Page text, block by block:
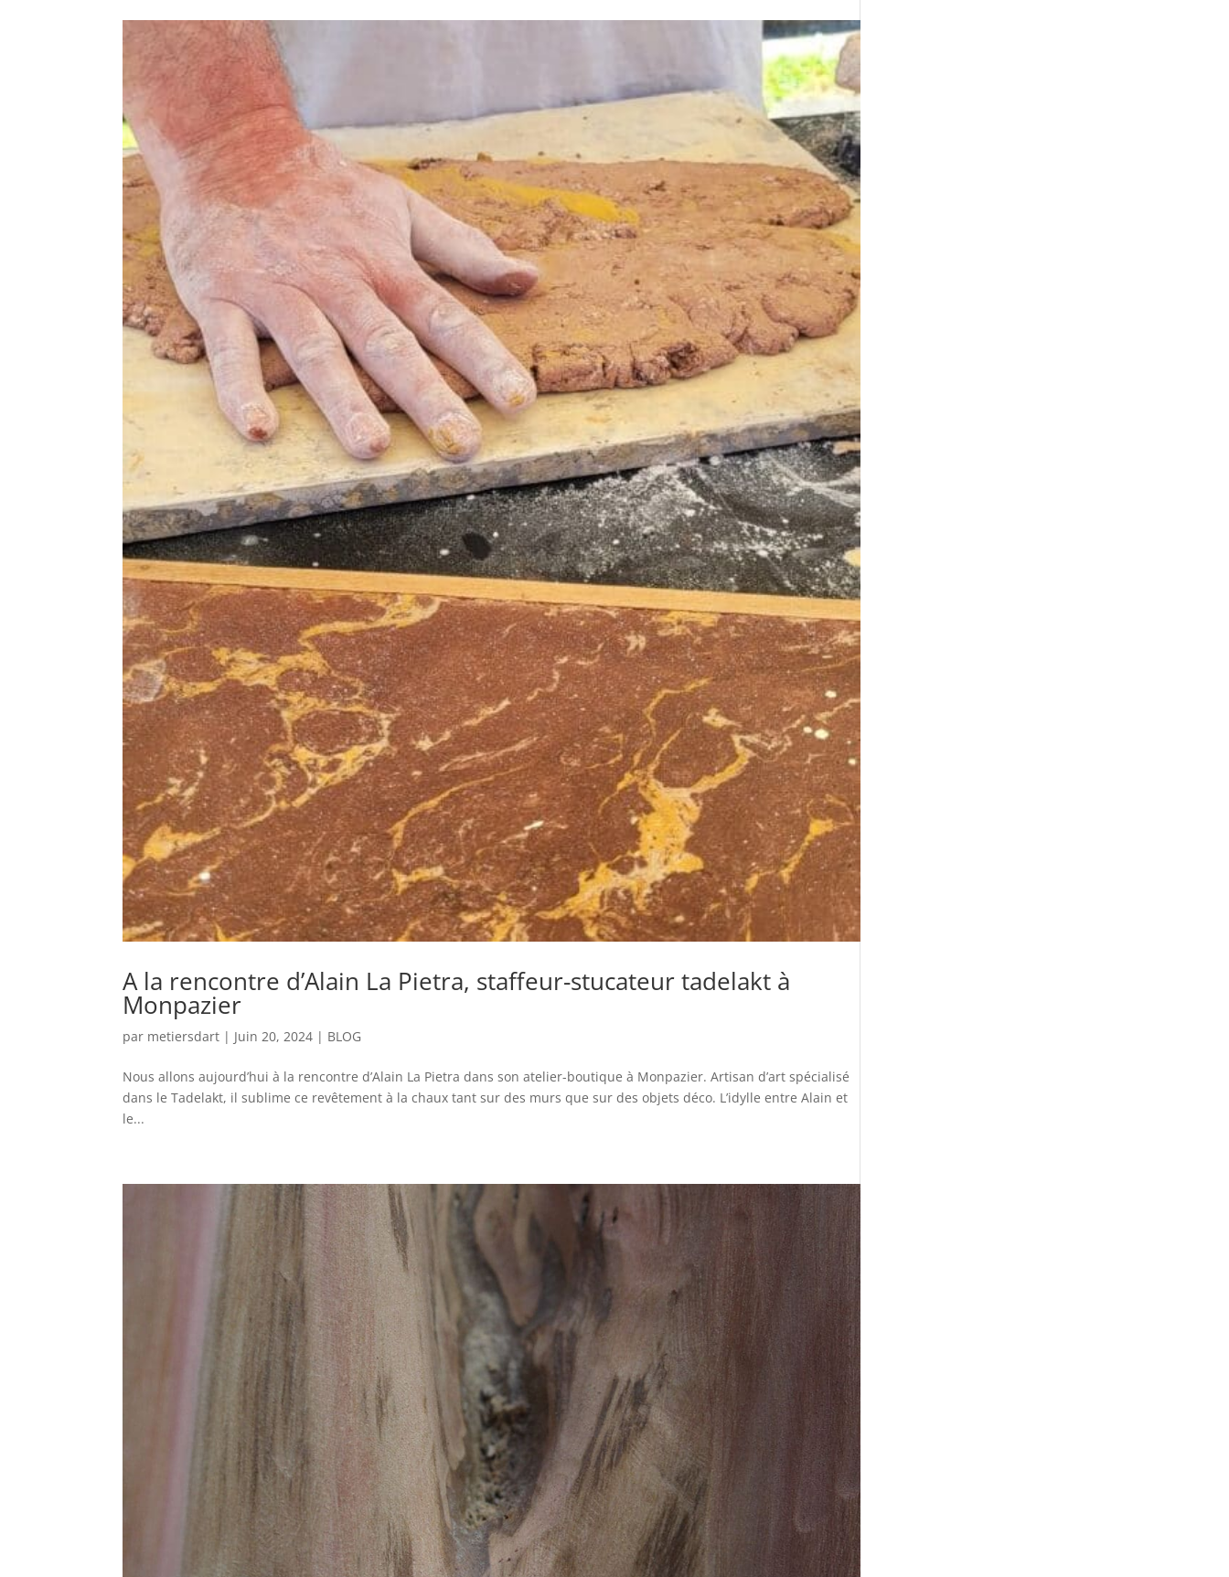
A la rencontre d’Alain La Pietra, staffeur-stucateur tadelakt à
Monpazier
par metiersdart | Juin 20, 2024 | BLOG
Nous allons aujourd’hui à la rencontre d’Alain La Pietra dans son atelier-boutique à Monpazier. Artisan d’art spécialisé
dans le Tadelakt, il sublime ce revêtement à la chaux tant sur des murs que sur des objets déco. L’idylle entre Alain et
le...